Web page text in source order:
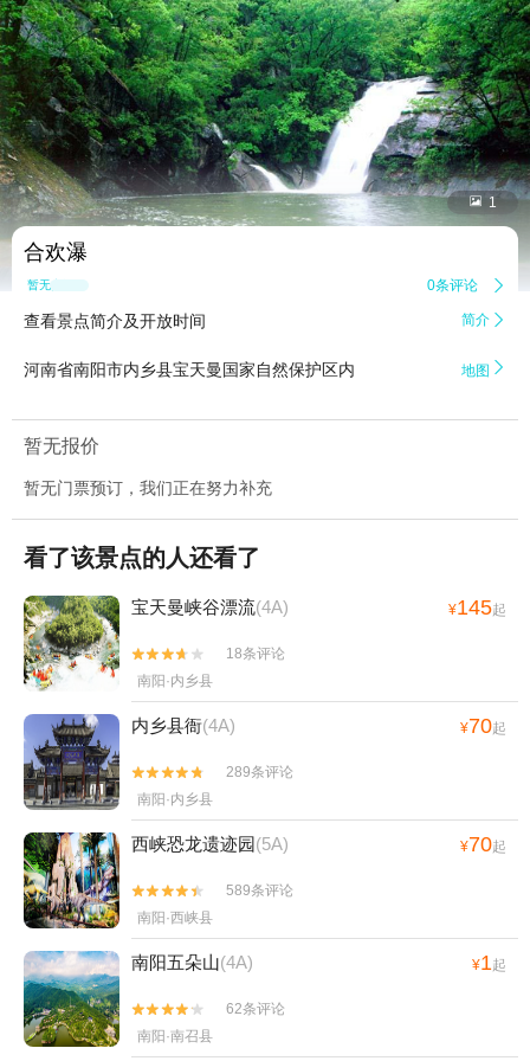
 1
合欢瀑
暂无点评 0条评论 
查看景点简介及开放时间 简介 
河南省南阳市内乡县宝天曼国家自然保护区内 地图 
暂无报价
暂无门票预订，我们正在努力补充
看了该景点的人还看了
宝天曼峡谷漂流(4A) ¥145起


18条评论
南阳·内乡县
内乡县衙(4A) ¥70起


289条评论
南阳·内乡县
西峡恐龙遗迹园(5A) ¥70起


589条评论
南阳·西峡县
南阳五朵山(4A) ¥1起


62条评论
南阳·南召县
